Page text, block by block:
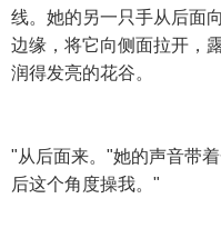
线。她的另一只手从后面
边缘，将它向侧面拉开，
润得发亮的花谷。
"从后面来。"她的声音带
后这个角度操我。"